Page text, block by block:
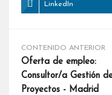
LinkedIn
CONTENIDO ANTERIOR
Oferta de empleo:
Consultor/a Gestión
Proyectos - Madrid